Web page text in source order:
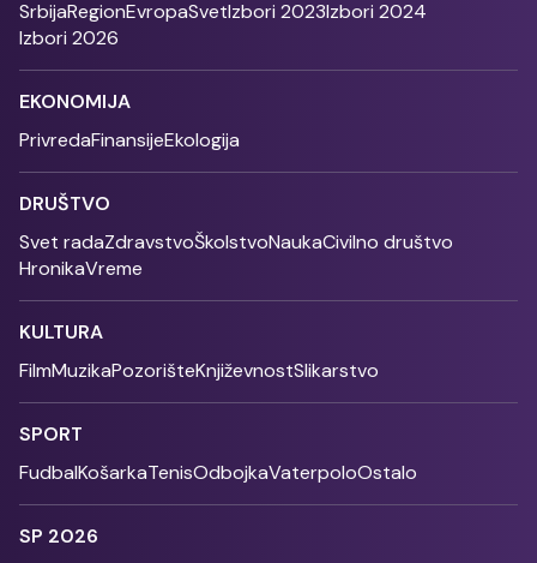
SrbijaRegionEvropaSvetIzbori 2023Izbori 2024
Izbori 2026
EKONOMIJA
PrivredaFinansijeEkologija
DRUŠTVO
Svet radaZdravstvoŠkolstvoNaukaCivilno društvo
HronikaVreme
KULTURA
FilmMuzikaPozorišteKnjiževnostSlikarstvo
SPORT
FudbalKošarkaTenisOdbojkaVaterpoloOstalo
SP 2026